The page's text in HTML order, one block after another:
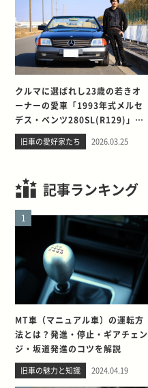
クルマに選ばれし23歳の若きオ
ーナーの愛車「1993年式メルセ
デス・ベンツ280SL(R129)」と
の出会い。そして別れを考える
旧車の愛好家たち 2026.03.25
記事ランキング
1
MT車（マニュアル車）の運転方
法とは？発進・停止・ギアチェン
ジ・坂道発進のコツを解説
旧車の魅力と知識 2024.04.19